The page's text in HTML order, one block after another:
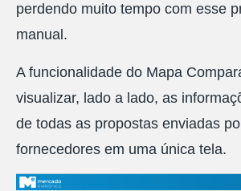
perdendo muito tempo com esse
manual.
A funcionalidade do Mapa
visualizar, lado a lado, as
de todas as propostas enviadas
fornecedores em uma única tela.